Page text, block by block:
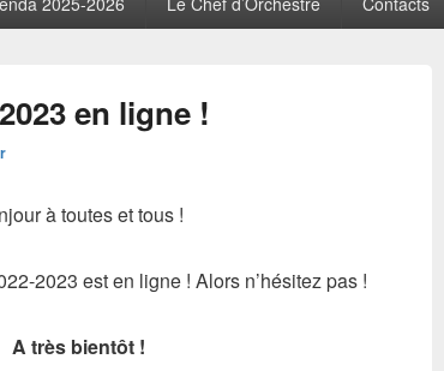
en ligne !
à toutes et tous !
2023 est en ligne ! Alors n’hésitez pas !
A très bientôt !